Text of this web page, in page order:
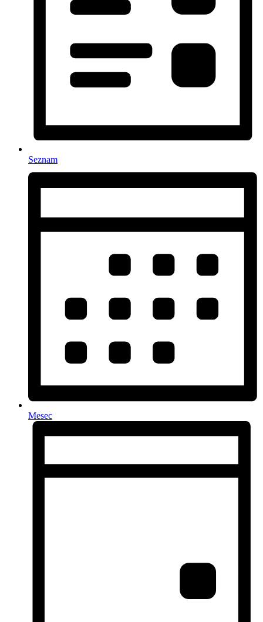
Seznam
Mesec